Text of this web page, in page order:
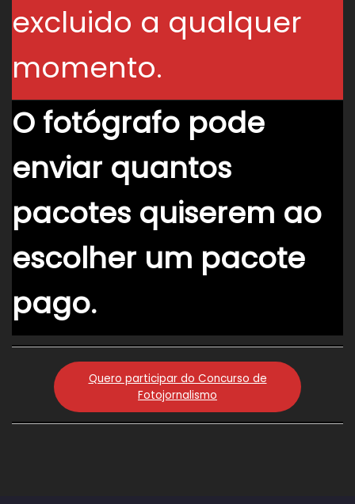
excluido a qualquer
momento.
O fotógrafo pode
enviar quantos
pacotes quiserem ao
escolher um pacote
pago.
Quero participar do Concurso de
Fotojornalismo